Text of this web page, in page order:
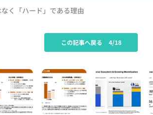
く「ハード」である理由
この記事へ戻る 4/18